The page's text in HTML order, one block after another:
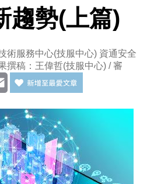
趨勢(上篇)
術服務中心(技服中心) 資通安全
撰稿：王偉哲(技服中心) / 審
Email